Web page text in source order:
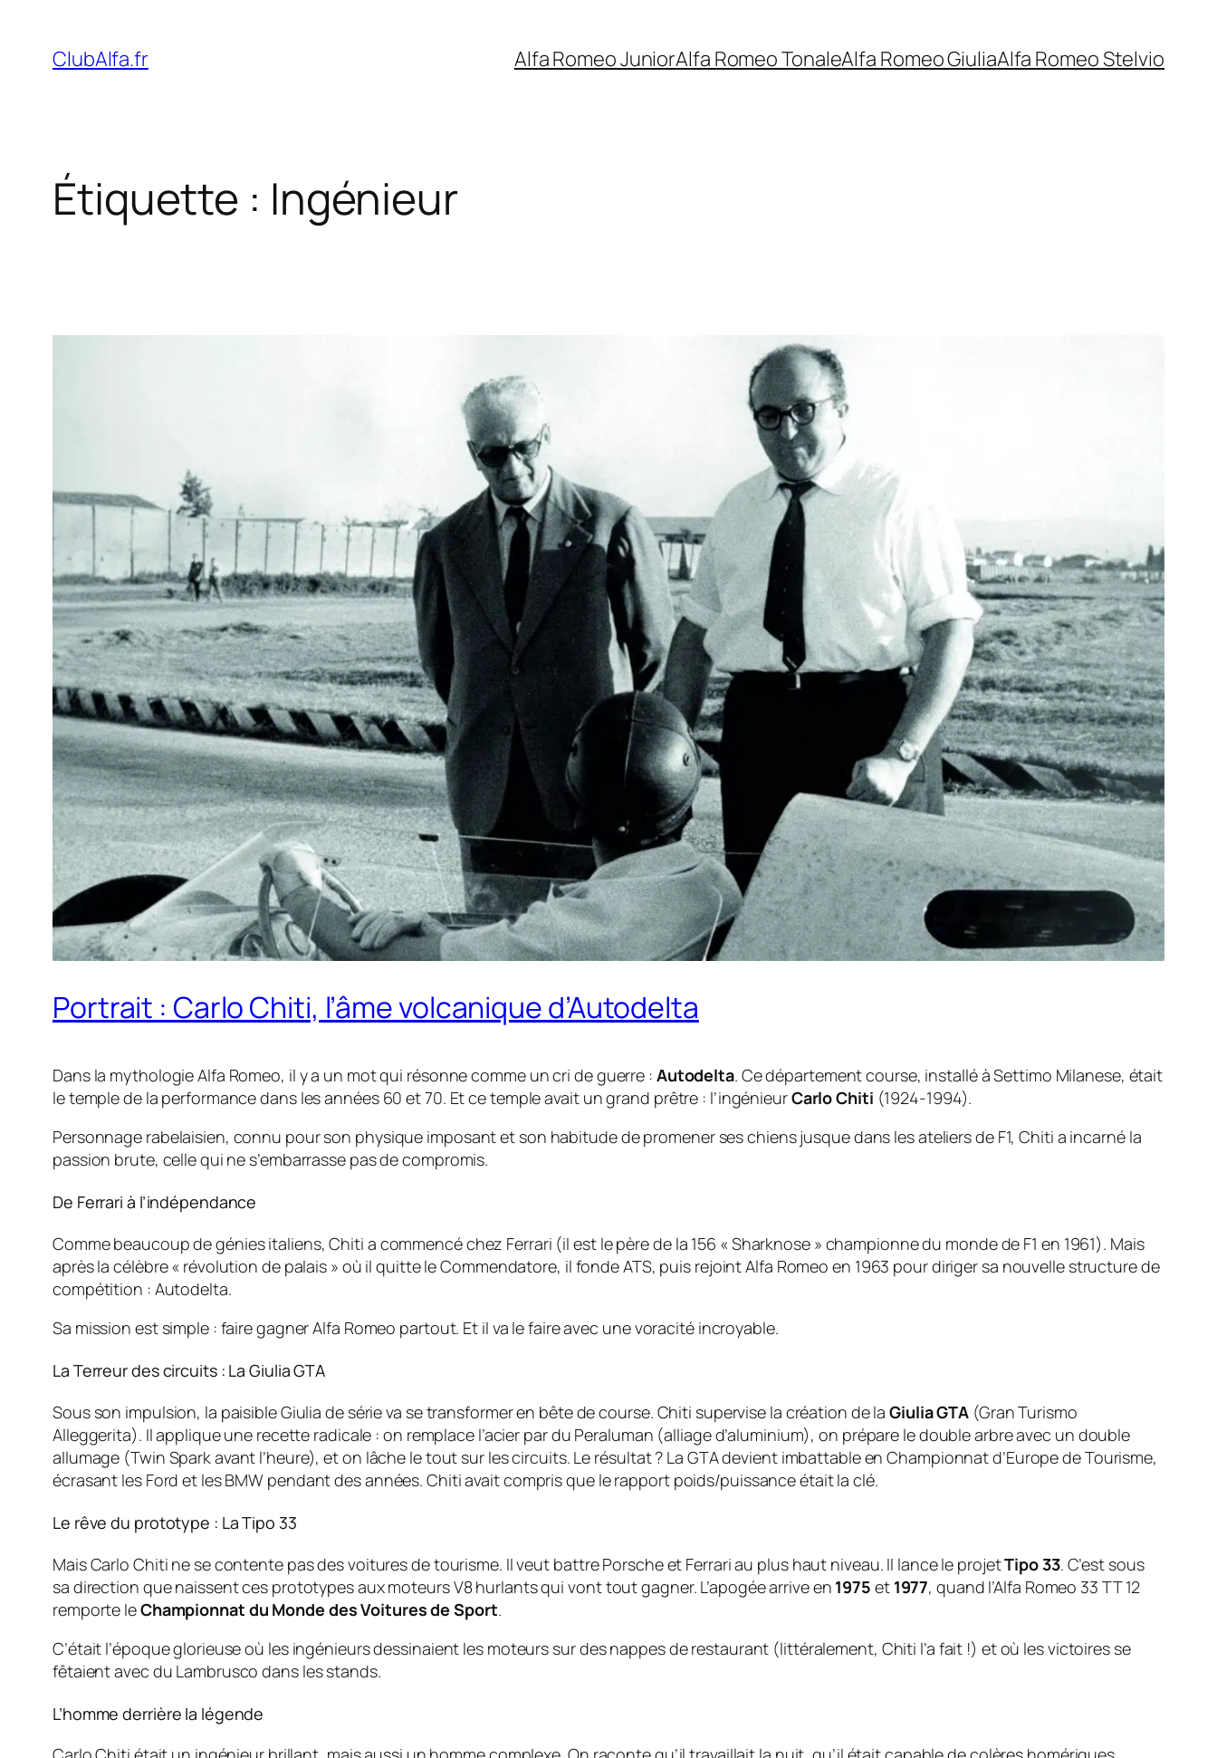
contenu
ClubAlfa.fr Alfa Romeo JuniorAlfa Romeo TonaleAlfa Romeo GiuliaAlfa Romeo Stelvio
Étiquette : Ingénieur
Portrait : Carlo Chiti, l’âme volcanique d’Autodelta
Dans la mythologie Alfa Romeo, il y a un mot qui résonne comme un cri de guerre : Autodelta. Ce département course, installé à Settimo Milanese, était
le temple de la performance dans les années 60 et 70. Et ce temple avait un grand prêtre : l’ingénieurCarlo Chiti (1924-1994).
Personnage rabelaisien, connu pour son physique imposant et son habitude de promener ses chiens jusque dans les ateliers de F1, Chiti a incarné la
passion brute, celle qui ne s’embarrasse pas de compromis.
De Ferrari à l’indépendance
Comme beaucoup de génies italiens, Chiti a commencé chez Ferrari (il est le père de la 156 « Sharknose » championne du monde de F1 en 1961). Mais
après la célèbre « révolution de palais » où il quitte le Commendatore, il fonde ATS, puis rejoint Alfa Romeo en 1963 pour diriger sa nouvelle structure de
compétition : Autodelta.
Sa mission est simple : faire gagner Alfa Romeo partout. Et il va le faire avec une voracité incroyable.
La Terreur des circuits : La Giulia GTA
Sous son impulsion, la paisible Giulia de série va se transformer en bête de course. Chiti supervise la création de laGiulia GTA (Gran Turismo
Alleggerita). Il applique une recette radicale : on remplace l’acier par du Peraluman (alliage d’aluminium), on prépare le double arbre avec un double
allumage (Twin Spark avant l’heure), et on lâche le tout sur les circuits. Le résultat ? La GTA devient imbattable en Championnat d’Europe de Tourisme,
écrasant les Ford et les BMW pendant des années. Chiti avait compris que le rapport poids/puissance était la clé.
Le rêve du prototype : La Tipo 33
Mais Carlo Chiti ne se contente pas des voitures de tourisme. Il veut battre Porsche et Ferrari au plus haut niveau. Il lance le projetTipo 33. C’est sous
sa direction que naissent ces prototypes aux moteurs V8 hurlants qui vont tout gagner. L’apogée arrive en 1975 et 1977, quand l’Alfa Romeo 33 TT 12
remporte leChampionnat du Monde des Voitures de Sport.
C’était l’époque glorieuse où les ingénieurs dessinaient les moteurs sur des nappes de restaurant (littéralement, Chiti l’a fait !) et où les victoires se
fêtaient avec du Lambrusco dans les stands.
L’homme derrière la légende